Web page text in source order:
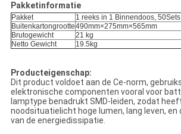
Pakketinformatie
Pakket
1 reeks in 1 Binnendoos,
Buitenkartongrootte490mm×275mm×565mm
Brutogewicht
21 kg
Netto Gewicht
19.5kg
Producteigenschap:
Dit product voldoet aan de Ce-norm,
elektronische componenten vooral voor
lamptype benadrukt SMD-leiden, zodat
noodsituatielicht hoge lumen, lang leven, en
van de energiedissipatie.